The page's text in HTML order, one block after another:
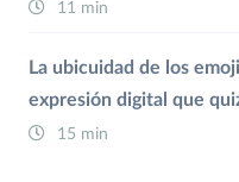
11 min
La ubicuidad de los
expresión digital que
15 min